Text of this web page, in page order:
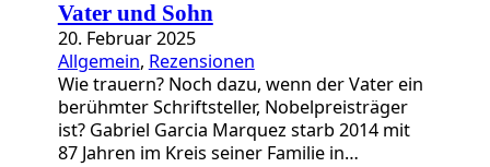
Vater und Sohn
20. Februar 2025
Allgemein, Rezensionen
Wie trauern? Noch dazu, wenn der Vater ein
berühmter Schriftsteller, Nobelpreisträger
ist? Gabriel Garcia Marquez starb 2014 mit
87 Jahren im Kreis seiner Familie in…